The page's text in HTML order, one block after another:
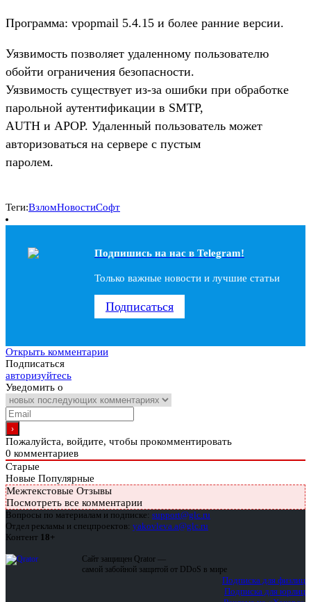
Программа: vpopmail 5.4.15 и более ранние версии.
Уязвимость позволяет удаленному пользователю
обойти ограничения безопасности.
Уязвимость существует из-за ошибки при обработке
парольной аутентификации в SMTP,
AUTH и APOP. Удаленный пользователь может
авторизоваться на сервере с пустым
паролем.
Теги:ВзломНовостиСофт
Подпишись на наc в Telegram!
Только важные новости и лучшие статьи
Подписаться
Открыть комментарии
Подписаться
авторизуйтесь
Уведомить о
Пожалуйста, войдите, чтобы прокомментировать
0 комментариев
Старые
Новые Популярные
Межтекстовые Отзывы
Посмотреть все комментарии
Вопросы по материалам и подписке: support@glc.ru
Отдел рекламы и спецпроектов: yakovleva.a@glc.ru
Контент 18+
Сайт защищен Qrator —
самой забойной защитой от DDoS в мире
Подписка для физлиц
Подписка для юрлиц